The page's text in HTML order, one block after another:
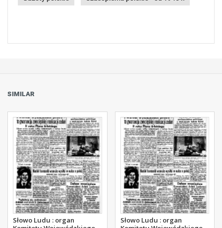
SIMILAR
Słowo Ludu : organ
Słowo Ludu : organ